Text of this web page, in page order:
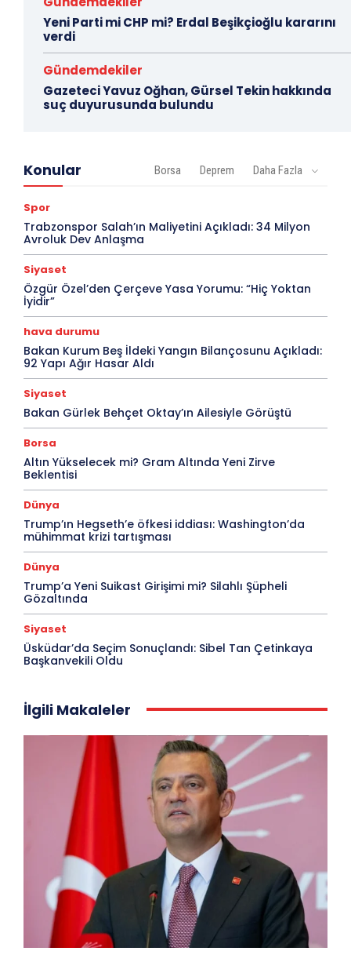
Yeni Parti mi CHP mi? Erdal Beşikçioğlu kararını
verdi
Gündemdekiler
Gazeteci Yavuz Oğhan, Gürsel Tekin hakkında
suç duyurusunda bulundu
Konular Borsa Deprem Daha Fazla
Spor
Trabzonspor Salah’ın Maliyetini Açıkladı: 34 Milyon
Avroluk Dev Anlaşma
Siyaset
Özgür Özel’den Çerçeve Yasa Yorumu: “Hiç Yoktan
İyidir”
hava durumu
Bakan Kurum Beş İldeki Yangın Bilançosunu Açıkladı:
92 Yapı Ağır Hasar Aldı
Siyaset
Bakan Gürlek Behçet Oktay’ın Ailesiyle Görüştü
Borsa
Altın Yükselecek mi? Gram Altında Yeni Zirve
Beklentisi
Dünya
Trump’ın Hegseth’e öfkesi iddiası: Washington’da
mühimmat krizi tartışması
Dünya
Trump’a Yeni Suikast Girişimi mi? Silahlı Şüpheli
Gözaltında
Siyaset
Üsküdar’da Seçim Sonuçlandı: Sibel Tan Çetinkaya
Başkanvekili Oldu
İlgili Makaleler